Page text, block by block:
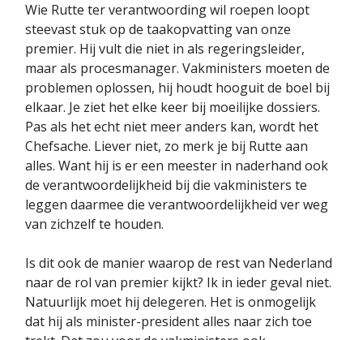
Wie Rutte ter verantwoording wil roepen loopt
steevast stuk op de taakopvatting van onze
premier. Hij vult die niet in als regeringsleider,
maar als procesmanager. Vakministers moeten de
problemen oplossen, hij houdt hooguit de boel bij
elkaar. Je ziet het elke keer bij moeilijke dossiers.
Pas als het echt niet meer anders kan, wordt het
Chefsache. Liever niet, zo merk je bij Rutte aan
alles. Want hij is er een meester in naderhand ook
de verantwoordelijkheid bij die vakministers te
leggen daarmee die verantwoordelijkheid ver weg
van zichzelf te houden.
Is dit ook de manier waarop de rest van Nederland
naar de rol van premier kijkt? Ik in ieder geval niet.
Natuurlijk moet hij delegeren. Het is onmogelijk
dat hij als minister-president alles naar zich toe